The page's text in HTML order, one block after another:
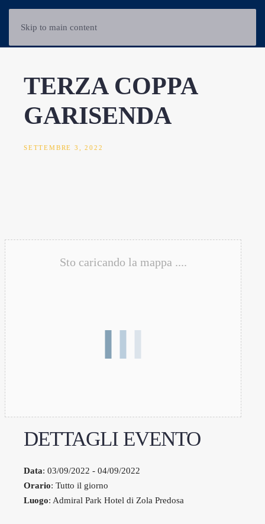
Skip to main content
TERZA COPPA
GARISENDA
SETTEMBRE 3, 2022
Sto caricando la mappa ....
DETTAGLI EVENTO
Data: 03/09/2022 - 04/09/2022
Orario: Tutto il giorno
Luogo: Admiral Park Hotel di Zola Predosa